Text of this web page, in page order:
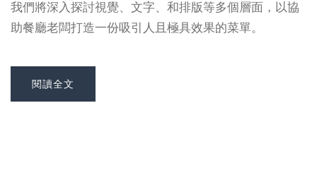
我們將深入探討視覺、文字、和排版等多個層面，以協
助餐廳老闆打造一份吸引人且極具效果的菜單。
閱讀全文